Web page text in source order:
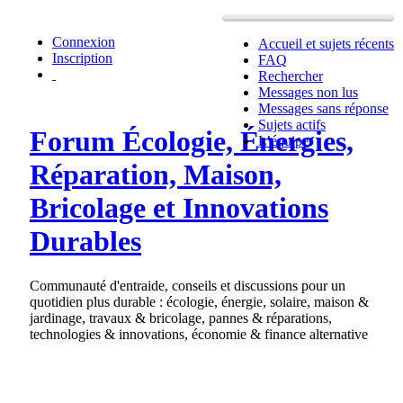
Accueil et sujets récents
FAQ
Rechercher
Messages non lus
Messages sans réponse
Sujets actifs
L’équipe
Connexion
Inscription
Forum Écologie, Énergies,
Réparation, Maison,
Bricolage et Innovations
Durables
Communauté d'entraide, conseils et discussions pour un
quotidien plus durable : écologie, énergie, solaire, maison &
jardinage, travaux & bricolage, pannes & réparations,
technologies & innovations, économie & finance alternative